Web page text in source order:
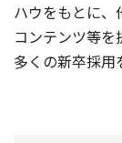
ハウをもとに、
コンテンツ等
多くの新卒採用